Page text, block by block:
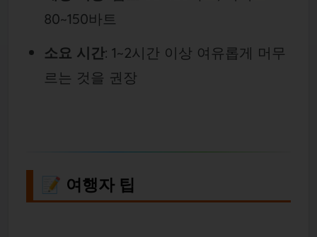
80~150바트
소요 시간: 1~2시간 이상 여유롭게 머무
르는 것을 권장
📝 여행자 팁